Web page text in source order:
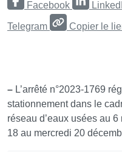
Facebook
Telegram Copier le
– L’arrêté n°2023-1769
stationnement dans le
réseau d’eaux usées au
18 au mercredi 20